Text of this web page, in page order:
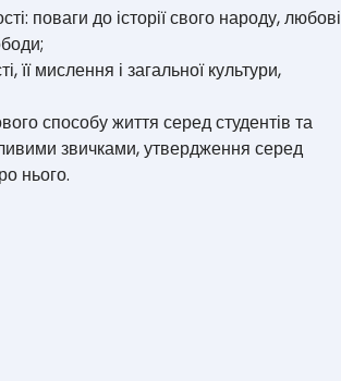
поваги до історії свого народу, любові
її мислення і загальної культури,
способу життя серед студентів та
звичками, утвердження серед
нього.